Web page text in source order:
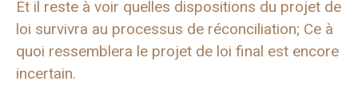
Et il reste à voir quelles dispositions du projet de
loi survivra au processus de réconciliation; Ce à
quoi ressemblera le projet de loi final est encore
incertain.